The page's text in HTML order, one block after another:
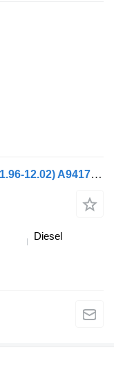
Mercedes-Benz Actros MP1 1840 (01.96-12.02) A9417600559 Türgriff für Mercedes-Benz Actros, Axor MP1, MP2, MP3 (1996-2014) Sattelzugmaschine
Diesel